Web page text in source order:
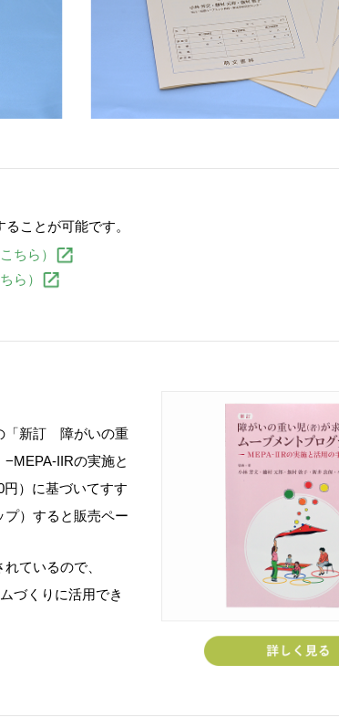
ことが可能です。
ちら）
ら）
「新訂 障がいの重
IIRの実施と
）に基づいてすす
）すると販売ペー
ているので、
づくりに活用でき